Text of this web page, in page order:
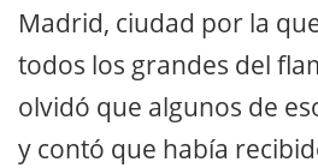
Madrid, ciudad por la
todos los grandes del
olvidó que algunos de
y contó que había